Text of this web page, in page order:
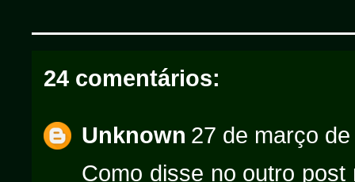
24 comentários:
Unknown 27 de março
Como disse no outro